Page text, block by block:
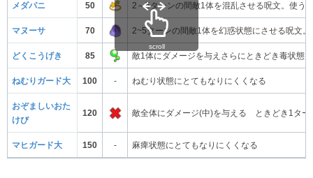
メダパニ 50 2～5ターンの間敵1体を混乱させる呪文。使う
マヌーサ 70 2~5ターンの間敵1体を幻惑状態にさせる呪文
どくこうげき 85 敵1体にダメージを与えさらにときどき毒状態
ねむりガード大 100 - ねむり状態にとてもなりにくくなる
おぞましいおた
けび
120 敵全体にダメージ(中)を与える ときどき1ター
マヒガード大 150 - 麻痺状態にとてもなりにくくなる
scroll